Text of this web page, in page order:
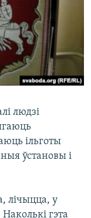
людзі
ільготы
ўстановы і
лічыцца, у
гэта